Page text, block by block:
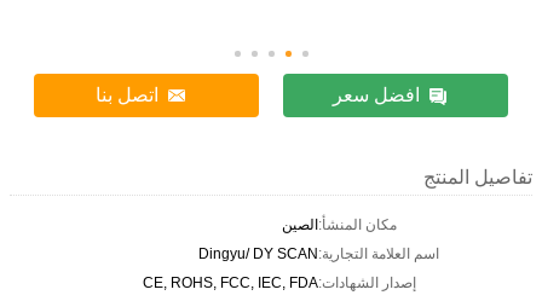
افضل سعر اتصل بنا
تفاصيل المنتج
مكان المنشأ:الصين
اسم العلامة التجارية:Dingyu/ DY SCAN
إصدار الشهادات:CE, ROHS, FCC, IEC, FDA